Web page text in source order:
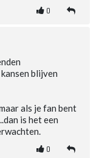
0
blijven
als je fan bent
is het een
0